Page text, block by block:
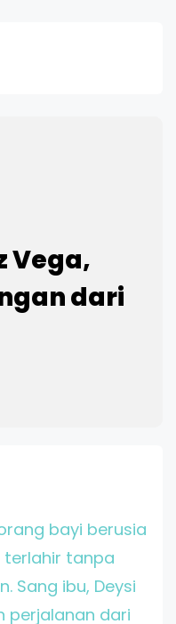
Vega,
dari
bayi berusia
terlahir tanpa
Sang ibu, Deysi
perjalanan dari